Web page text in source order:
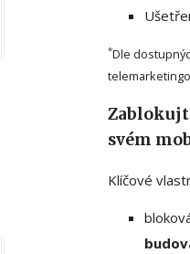
*Dle
svém
Klíčové